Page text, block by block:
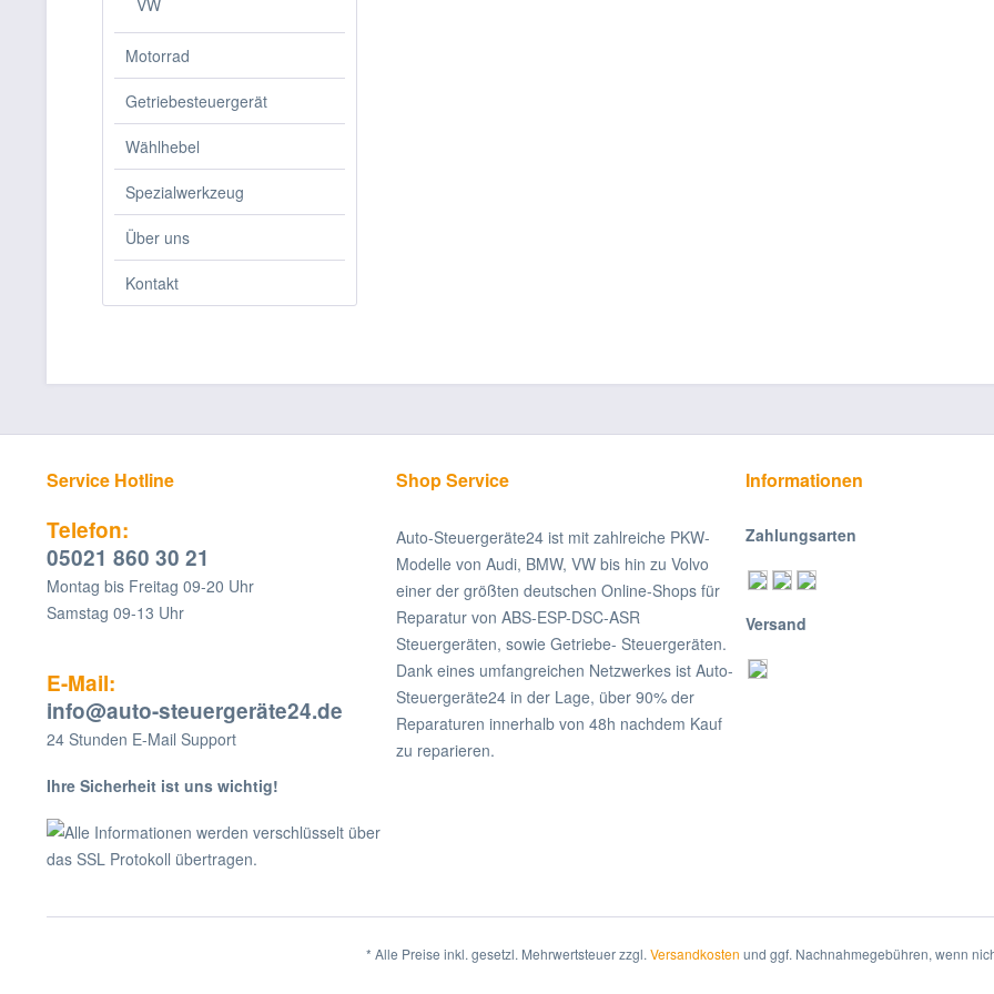
VW
Motorrad
Getriebesteuergerät
Wählhebel
Spezialwerkzeug
Über uns
Kontakt
Service Hotline
Telefon:
05021 860 30 21
Montag bis Freitag 09-20 Uhr
Samstag 09-13 Uhr
E-Mail:
info@auto-steuergeräte24.de
24 Stunden E-Mail Support
Ihre Sicherheit ist uns wichtig!
Alle Informationen werden verschlüsselt über
das SSL Protokoll übertragen.
Shop Service
Auto-Steuergeräte24 ist mit zahlreiche PKW-
Modelle von Audi, BMW, VW bis hin zu Volvo
einer der größten deutschen Online-Shops für
Reparatur von ABS-ESP-DSC-ASR
Steuergeräten, sowie Getriebe- Steuergeräten.
Dank eines umfangreichen Netzwerkes ist Auto-
Steuergeräte24 in der Lage, über 90% der
Reparaturen innerhalb von 48h nachdem Kauf
zu reparieren.
Informationen
Zahlungsarten
Versand
* Alle Preise inkl. gesetzl. Mehrwertsteuer zzgl. Versandkosten und ggf. Nachnahmegebühren, wenn